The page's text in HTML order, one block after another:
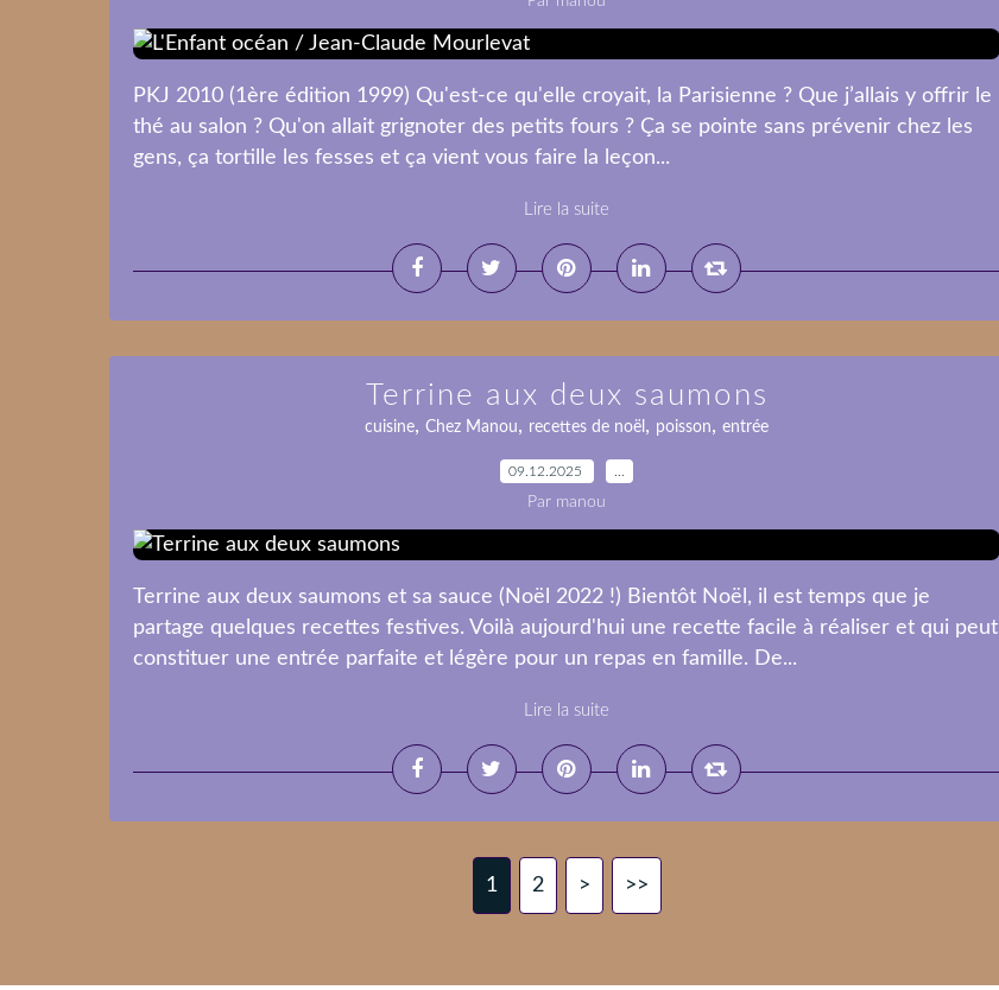
PKJ 2010 (1ère édition 1999) Qu'est-ce qu'elle croyait, la Parisienne ? Que j’allais y offrir le
thé au salon ? Qu'on allait grignoter des petits fours ? Ça se pointe sans prévenir chez les
gens, ça tortille les fesses et ça vient vous faire la leçon...
Lire la suite
Terrine aux deux saumons
cuisine, Chez Manou, recettes de noël , poisson, entrée
09.12.2025
Par manou
Terrine aux deux saumons et sa sauce (Noël 2022 !) Bientôt Noël, il est temps que je
partage quelques recettes festives. Voilà aujourd'hui une recette facile à réaliser et qui peut
constituer une entrée parfaite et légère pour un repas en famille. De...
Lire la suite
1 2 > >>